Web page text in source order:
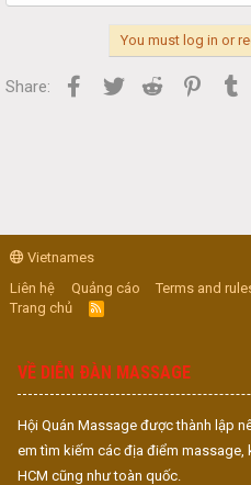
You must log in or
Share: Facebook
Twitter Reddit
Vietnames
Liên hệ
Quảng cáo Terms and
Trang chủ
R
S
VỀ DIỄN ĐÀN MASSAGE
Hội Quán Massage được thành lập
em tìm kiếm các địa điểm massage,
HCM cũng như toàn quốc.